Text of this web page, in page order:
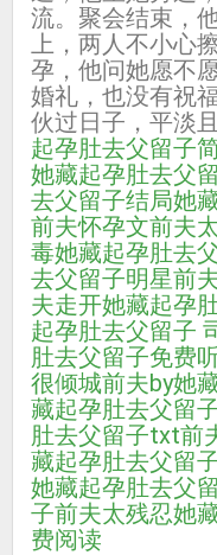
流。聚会结束，
上，两人不小心
孕，他问她愿不
婚礼，也没有祝
伙过日子，平淡
起孕肚去父留子
她藏起孕肚去父
去父留子结局她
前夫怀孕文前夫
毒她藏起孕肚去
去父留子明星前
夫走开她藏起孕
起孕肚去父留子
肚去父留子免费
很倾城前夫by她
藏起孕肚去父留
肚去父留子txt前
藏起孕肚去父留
她藏起孕肚去父
子前夫太残忍她
费阅读